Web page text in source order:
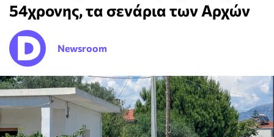
54χρονης, τα σενάρια των Αρχών
Newsroom